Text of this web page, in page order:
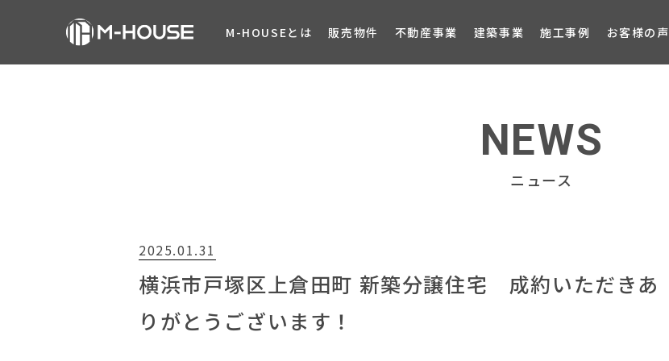
M-HOUSEとは 販売物件 不動産事業 建築事業 施工事例 お客様の声
NEWS
ニュース
2025.01.31
横浜市戸塚区上倉田町 新築分譲住宅 成約いただきあ
りがとうございます！